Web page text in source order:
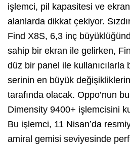
işlemci, pil kapasitesi ve
alanlarda dikkat çekiyor.
Find X8S, 6,3 inç
sahip bir ekran ile gelirken,
düz bir panel ile kullanıcılarla
serinin en büyük
tarafında olacak. Oppo’nun
Dimensity 9400+ işlemcisini
Bu işlemci, 11 Nisan’da
amiral gemisi seviyesinde